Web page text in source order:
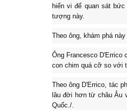
hiển vi để quan sát
tượng này.
Theo ông, khám phá
Ông Francesco D'Errico
con chim quá cỡ so với
Theo ông D'Errico, tác
lâu đời hơn từ châu Âu
Quốc./.